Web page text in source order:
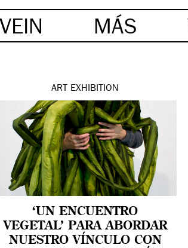
VEIN MÁS
ART EXHIBITION
‘UN ENCUENTRO
VEGETAL’ PARA ABORDAR
NUESTRO VÍNCULO CON